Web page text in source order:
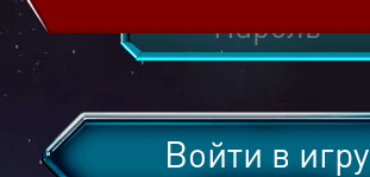
Войти в игру